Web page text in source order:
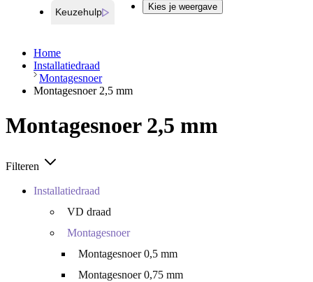
Keuzehulp Kies je weergave
Home
Installatiedraad
Montagesnoer
Montagesnoer 2,5 mm
Montagesnoer 2,5 mm
Filteren
Installatiedraad
VD draad
Montagesnoer
Montagesnoer 0,5 mm
Montagesnoer 0,75 mm